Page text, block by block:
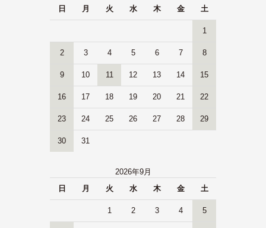
日
月 火 水 木 金 土
1
2 3 4 5 6 7 8
9 10 11 12 13 14 15
16 17 18 19 20 21 22
23 24 25 26 27 28 29
30 31
2026年9月
日
月 火 水 木 金 土
1 2 3 4 5